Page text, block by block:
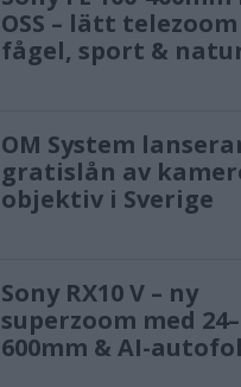
OSS – lätt
fågel, sport &
OM System
gratislån av
objektiv i Sverige
Sony RX10 V – ny
superzoom med 24–
600mm & AI-